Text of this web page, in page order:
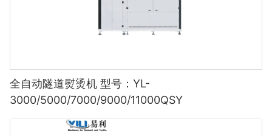
全自动隧道熨烫机 型号：YL-
3000/5000/7000/9000/11000QSY